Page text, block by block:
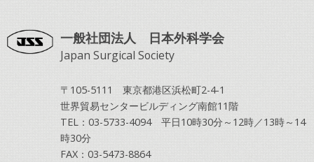
一般社団法人 日本外科学会
Japan Surgical Society
〒105-5111 東京都港区浜松町2-4-1
世界貿易センタービルディング南館11階
TEL：03-5733-4094 平日10時30分～12時／13時～14
時30分
FAX：03-5473-8864